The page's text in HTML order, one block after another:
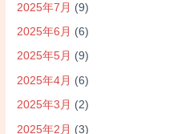
2025年7月 (9)
2025年6月 (6)
2025年5月 (9)
2025年4月 (6)
2025年3月 (2)
2025年2月 (3)